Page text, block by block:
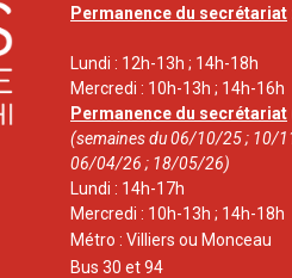
Permanence du secrétariat
Lundi : 12h-13h ; 14h-18h
Mercredi : 10h-13h ; 14h-16h
Permanence du secrétariat
(semaines du 06/10/25 ; 10/
06/04/26 ; 18/05/26)
Lundi : 14h-17h
Mercredi : 10h-13h ; 14h-18h
Métro : Villiers ou Monceau
Bus 30 et 94